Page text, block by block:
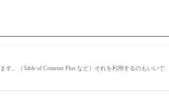
。（Table of Contents Plus など）それを利用するのもいいで